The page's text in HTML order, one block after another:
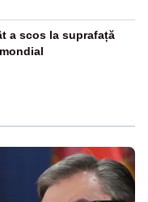
a scos la suprafață